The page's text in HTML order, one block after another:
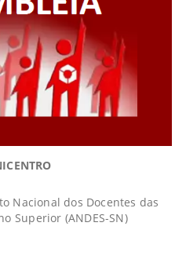
Nacional dos Docentes das
Superior (ANDES-SN)